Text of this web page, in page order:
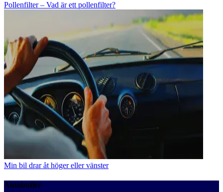
Pollenfilter – Vad är ett pollenfilter?
Min bil drar åt höger eller vänster
Autobutler